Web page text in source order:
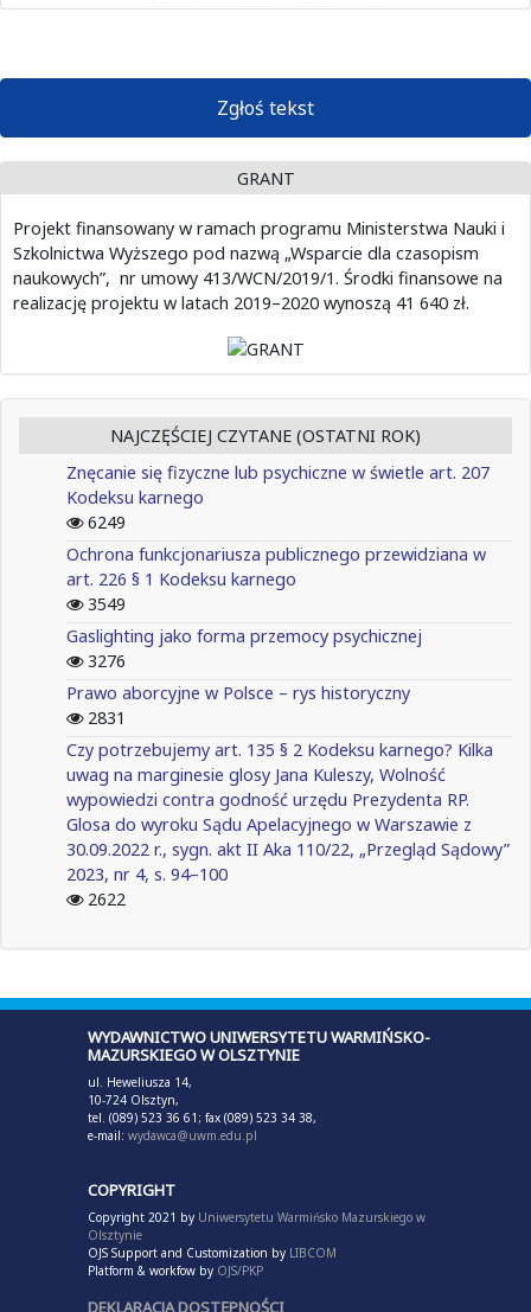
Zgłoś tekst
GRANT
Projekt finansowany w ramach programu Ministerstwa Nauki i
Szkolnictwa Wyższego pod nazwą „Wsparcie dla czasopism
naukowych”, nr umowy 413/WCN/2019/1. Środki finansowe na
realizację projektu w latach 2019–2020 wynoszą 41 640 zł.
NAJCZĘŚCIEJ CZYTANE (OSTATNI ROK)
Znęcanie się fizyczne lub psychiczne w świetle art. 207
Kodeksu karnego
6249
Ochrona funkcjonariusza publicznego przewidziana w
art. 226 § 1 Kodeksu karnego
3549
Gaslighting jako forma przemocy psychicznej
3276
Prawo aborcyjne w Polsce – rys historyczny
2831
Czy potrzebujemy art. 135 § 2 Kodeksu karnego? Kilka
uwag na marginesie glosy Jana Kuleszy, Wolność
wypowiedzi contra godność urzędu Prezydenta RP.
Glosa do wyroku Sądu Apelacyjnego w Warszawie z
30.09.2022 r., sygn. akt II Aka 110/22, „Przegląd Sądowy”
2023, nr 4, s. 94–100
2622
WYDAWNICTWO UNIWERSYTETU WARMIŃSKO-
MAZURSKIEGO W OLSZTYNIE
ul. Heweliusza 14,
10-724 Olsztyn,
tel. (089) 523 36 61; fax (089) 523 34 38,
e-mail: wydawca@uwm.edu.pl
COPYRIGHT
Copyright 2021 by Uniwersytetu Warmińsko Mazurskiego w
Olsztynie
OJS Support and Customization by LIBCOM
Platform & workfow by OJS/PKP
DEKLARACJA DOSTĘPNOŚCI